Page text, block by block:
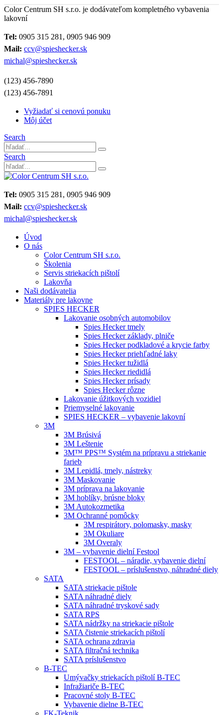
Color Centrum SH s.r.o. je dodávateľom kompletného vybavenia
lakovní
Tel: 0905 315 281, 0905 946 909
Mail: ccv@spieshecker.sk
michal@spieshecker.sk
(123) 456-7890
(123) 456-7891
Vyžiadať si cenovú ponuku
Môj účet
Search
Search
Tel: 0905 315 281, 0905 946 909
Mail: ccv@spieshecker.sk
michal@spieshecker.sk
Úvod
O nás
Color Centrum SH s.r.o.
Školenia
Servis striekacích pištolí
Lakovňa
Naši dodávatelia
Materiály pre lakovne
SPIES HECKER
Lakovanie osobných automobilov
Spies Hecker tmely
Spies Hecker základy, plniče
Spies Hecker podkladové a krycie farby
Spies Hecker priehľadné laky
Spies Hecker tužidlá
Spies Hecker riedidlá
Spies Hecker prísady
Spies Hecker rôzne
Lakovanie úžitkových vozidiel
Priemyselné lakovanie
SPIES HECKER – vybavenie lakovní
3M
3M Brúsivá
3M Leštenie
3M™ PPS™ Systém na prípravu a striekanie
farieb
3M Lepidlá, tmely, nástreky
3M Maskovanie
3M príprava na lakovanie
3M hoblíky, brúsne bloky
3M Autokozmetika
3M Ochranné pomôcky
3M respirátory, polomasky, masky
3M Okuliare
3M Overaly
3M – vybavenie dielní Festool
FESTOOL – náradie, vybavenie dielní
FESTOOL – príslušenstvo, náhradné diely
SATA
SATA striekacie pištole
SATA náhradné diely
SATA náhradné tryskové sady
SATA RPS
SATA nádržky na striekacie pištole
SATA čistenie striekacích pištolí
SATA ochrana zdravia
SATA filtračná technika
SATA príslušenstvo
B-TEC
Umývačky striekacích pištolí B-TEC
Infražiariče B-TEC
Pracovné stoly B-TEC
Vybavenie dielne B-TEC
FK-Teknik